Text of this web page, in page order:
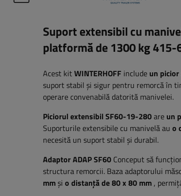
Suport extensibil cu
platformă de 1300 kg 415-
Acest kitWINTERHOFF include un
suport stabil și sigur pentru remorcă în
operare convenabilă datorită manivelei.
Piciorul extensibil SF60-19-280are un
Suporturile extensibile cu manivelă au o
necesită un suport stabil și durabil.
Adaptor ADAP SF60 Conceput să
structura remorcii. Baza adaptorului
mmși o distanță de 80 x 80 mm ,